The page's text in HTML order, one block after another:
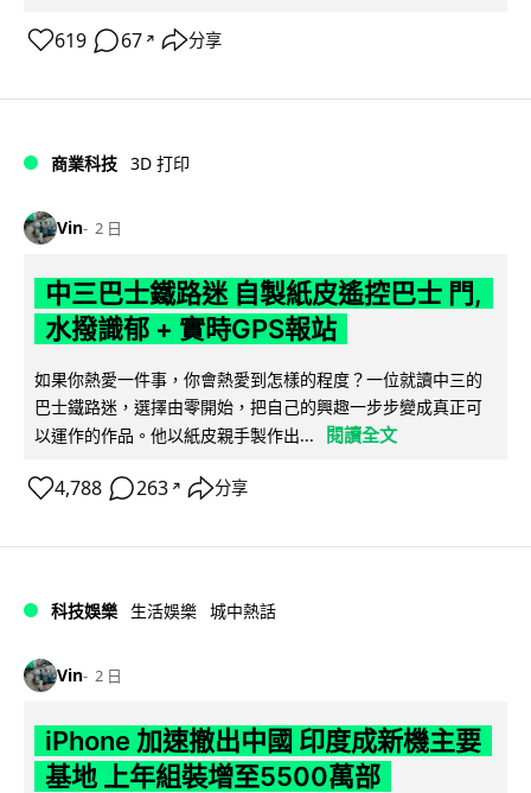
619 67 ↗ 分享
商業科技 3D 打印
Vin 2 日
中三巴士鐵路迷 自製紙皮遙控巴士 門,
水撥識郁 + 實時GPS報站
如果你熱愛一件事，你會熱愛到怎樣的程度？一位就讀中三的
巴士鐵路迷，選擇由零開始，把自己的興趣一步步變成真正可
以運作的作品。他以紙皮親手製作出...
閱讀全文
4,788 263 ↗ 分享
科技娛樂 生活娛樂 城中熱話
Vin 2 日
iPhone 加速撤出中國 印度成新機主要
基地 上年組裝增至5500萬部